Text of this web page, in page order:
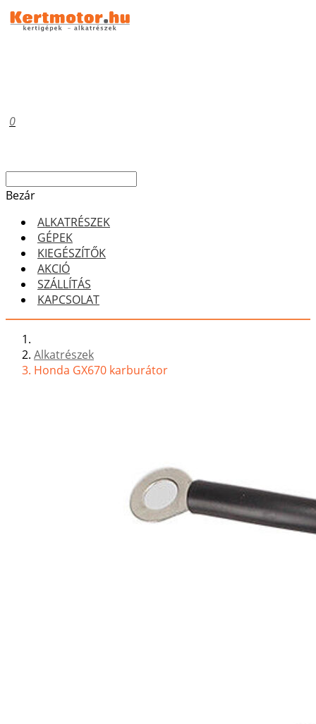
0
Bezár
ALKATRÉSZEK
GÉPEK
KIEGÉSZÍTŐK
AKCIÓ
SZÁLLÍTÁS
KAPCSOLAT
Alkatrészek
Honda GX670 karburátor